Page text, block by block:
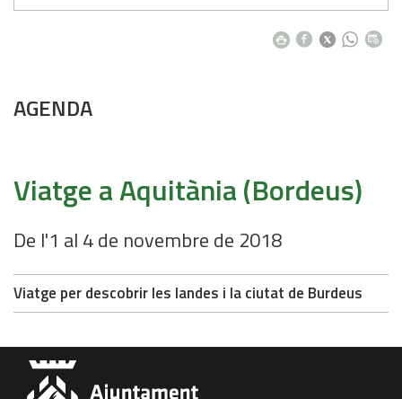
AGENDA
Viatge a Aquitània (Bordeus)
De l'1 al 4 de novembre de 2018
Viatge per descobrir les landes i la ciutat de Burdeus